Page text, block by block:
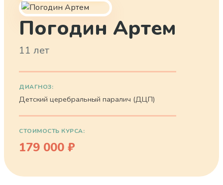
Погодин Артем
11 лет
ДИАГНОЗ:
Детский церебральный паралич (ДЦП)
СТОИМОСТЬ КУРСА:
179 000 ₽